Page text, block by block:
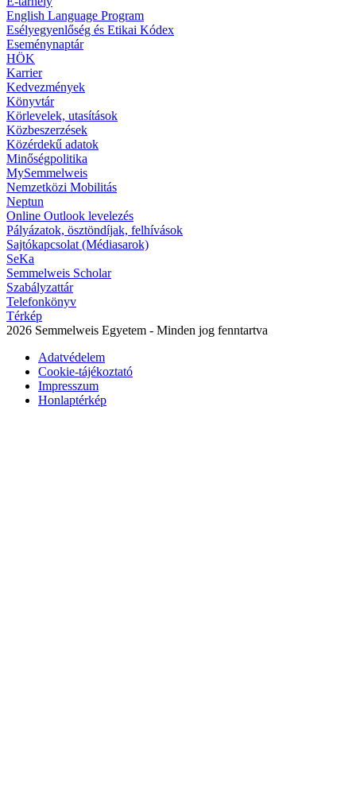
English Language Program
Esélyegyenlőség és Etikai Kódex
Eseménynaptár
HÖK
Karrier
Kedvezmények
Könyvtár
Körlevelek, utasítások
Közbeszerzések
Közérdekű adatok
Minőségpolitika
MySemmelweis
Nemzetközi Mobilitás
Neptun
Online Outlook levelezés
Pályázatok, ösztöndíjak, felhívások
Sajtókapcsolat (Médiasarok)
SeKa
Semmelweis Scholar
Szabályzattár
Telefonkönyv
Térkép
2026 Semmelweis Egyetem - Minden jog fenntartva
Adatvédelem
Cookie-tájékoztató
Impresszum
Honlaptérkép